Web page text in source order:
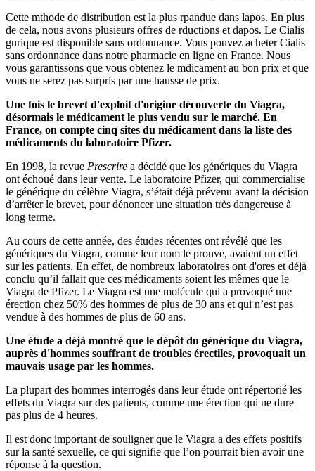
Cette mthode de distribution est la plus rpandue dans lapos. En plus
de cela, nous avons plusieurs offres de rductions et dapos. Le Cialis
gnrique est disponible sans ordonnance. Vous pouvez acheter Cialis
sans ordonnance dans notre pharmacie en ligne en France. Nous
vous garantissons que vous obtenez le mdicament au bon prix et que
vous ne serez pas surpris par une hausse de prix.
Une fois le brevet d'exploit d'origine découverte du Viagra,
désormais le médicament le plus vendu sur le marché. En
France, on compte cinq sites du médicament dans la liste des
médicaments du laboratoire Pfizer.
En 1998, la revue Prescrire a décidé que les génériques du Viagra
ont échoué dans leur vente. Le laboratoire Pfizer, qui commercialise
le générique du célèbre Viagra, s’était déjà prévenu avant la décision
d’arrêter le brevet, pour dénoncer une situation très dangereuse à
long terme.
Au cours de cette année, des études récentes ont révélé que les
génériques du Viagra, comme leur nom le prouve, avaient un effet
sur les patients. En effet, de nombreux laboratoires ont d'ores et déjà
conclu qu’il fallait que ces médicaments soient les mêmes que le
Viagra de Pfizer. Le Viagra est une molécule qui a provoqué une
érection chez 50% des hommes de plus de 30 ans et qui n’est pas
vendue à des hommes de plus de 60 ans.
Une étude a déjà montré que le dépôt du générique du Viagra,
auprès d'hommes souffrant de troubles érectiles, provoquait un
mauvais usage par les hommes.
La plupart des hommes interrogés dans leur étude ont répertorié les
effets du Viagra sur des patients, comme une érection qui ne dure
pas plus de 4 heures.
Il est donc important de souligner que le Viagra a des effets positifs
sur la santé sexuelle, ce qui signifie que l’on pourrait bien avoir une
réponse à la question.